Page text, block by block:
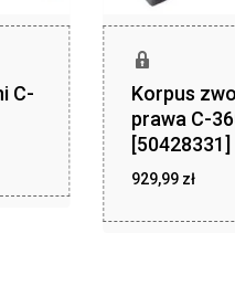
C-
Korpus
prawa C-
[50428331]
929,99 zł